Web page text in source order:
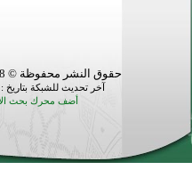
حقوق النشر محفوظة © 1448هـ / 2026م لموقع
آخر تحديث للشبكة بتاريخ : 21/2/1448هـ - الساعة: 15:41
أضف محرك بحث